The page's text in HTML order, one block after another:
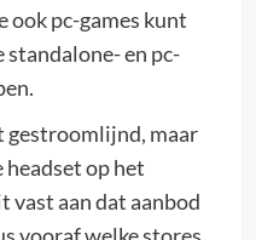
ook pc-games kunt
standalone- en pc-
gestroomlijnd, maar
op het
vast aan dat aanbod